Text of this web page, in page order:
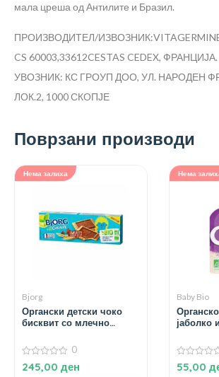
мала цреша од Антилите и Бразил.
ПРОИЗВОДИТЕЛ/ИЗВОЗНИК:VITAGERMINE
CS 60003,33612CESTAS CEDEX,
УВОЗНИК: КС ГРОУП ДОО, УЛ. НАРОДЕН
ЛОК.2, 1000 СКОПЈЕ
Поврзани производи
Нема залиха
Bjorg
Органски детски чоко
бисквит со млечно
0
од
0
245,00 ден
Нема
Baby Bio
јаболко
90 гр.
0
од
55,00